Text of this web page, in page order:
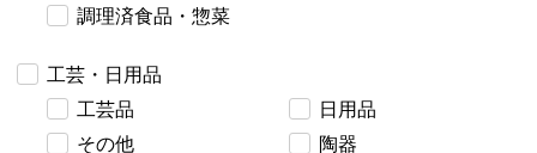
調理済食品・惣菜
工芸・日用品
工芸品
日用品
その他
陶器